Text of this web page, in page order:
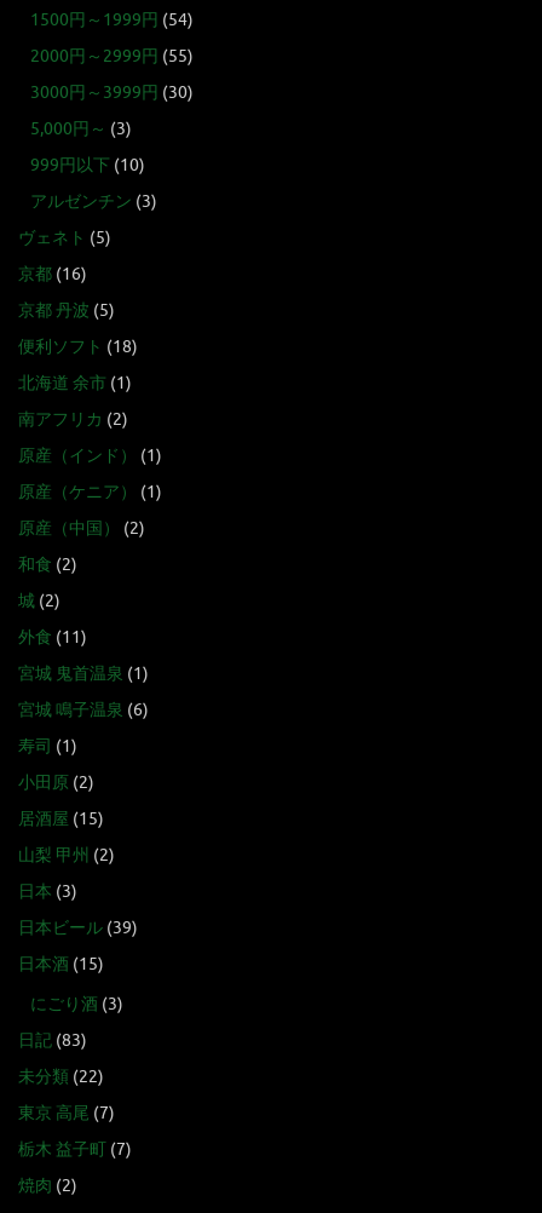
1500円～1999円 (54)
2000円～2999円 (55)
3000円～3999円 (30)
5,000円～ (3)
999円以下 (10)
アルゼンチン (3)
ヴェネト (5)
京都 (16)
京都 丹波 (5)
便利ソフト (18)
北海道 余市 (1)
南アフリカ (2)
原産（インド）
(1)
原産（ケニア）
(1)
原産（中国）
(2)
和食 (2)
城 (2)
外食 (11)
宮城 鬼首温泉 (1)
宮城 鳴子温泉 (6)
寿司 (1)
小田原 (2)
居酒屋 (15)
山梨 甲州 (2)
日本 (3)
日本ビール (39)
日本酒 (15)
にごり酒 (3)
日記 (83)
未分類 (22)
東京 高尾 (7)
栃木 益子町 (7)
焼肉 (2)